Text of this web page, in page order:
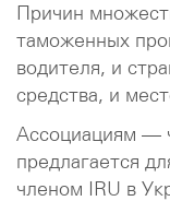
Причин
таможенных
водителя, и
средства, и
Ассоциациям —
предлагается
членом IRU в